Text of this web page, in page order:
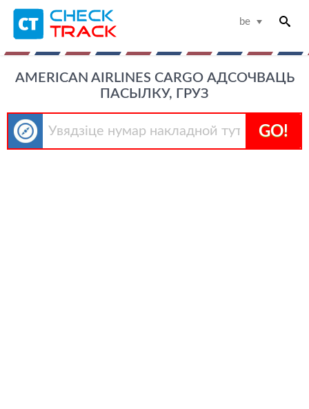
be
AMERICAN AIRLINES CARGO АДСОЧВАЦЬ
ПАСЫЛКУ, ГРУЗ
GO!